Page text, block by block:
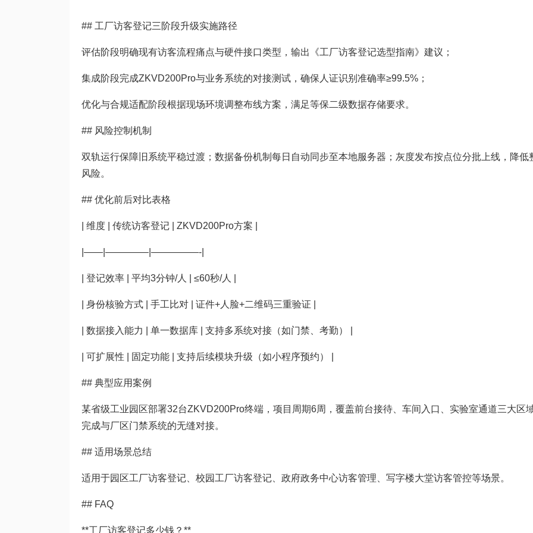
## 工厂访客登记三阶段升级实施路径
评估阶段明确现有访客流程痛点与硬件接口类型，输出《工厂访客登记选型指南》建议；
集成阶段完成ZKVD200Pro与业务系统的对接测试，确保人证识别准确率≥99.5%；
优化与合规适配阶段根据现场环境调整布线方案，满足等保二级数据存储要求。
## 风险控制机制
双轨运行保障旧系统平稳过渡；数据备份机制每日自动同步至本地服务器；灰度发布按点位分批上线，降低
风险。
## 优化前后对比表格
| 维度 | 传统访客登记 | ZKVD200Pro方案 |
|——|————–|—————-|
| 登记效率 | 平均3分钟/人 | ≤60秒/人 |
| 身份核验方式 | 手工比对 | 证件+人脸+二维码三重验证 |
| 数据接入能力 | 单一数据库 | 支持多系统对接（如门禁、考勤） |
| 可扩展性 | 固定功能 | 支持后续模块升级（如小程序预约） |
## 典型应用案例
某省级工业园区部署32台ZKVD200Pro终端，项目周期6周，覆盖前台接待、车间入口、实验室通道三大区
完成与厂区门禁系统的无缝对接。
## 适用场景总结
适用于园区工厂访客登记、校园工厂访客登记、政府政务中心访客管理、写字楼大堂访客管控等场景。
## FAQ
**工厂访客登记多少钱？**